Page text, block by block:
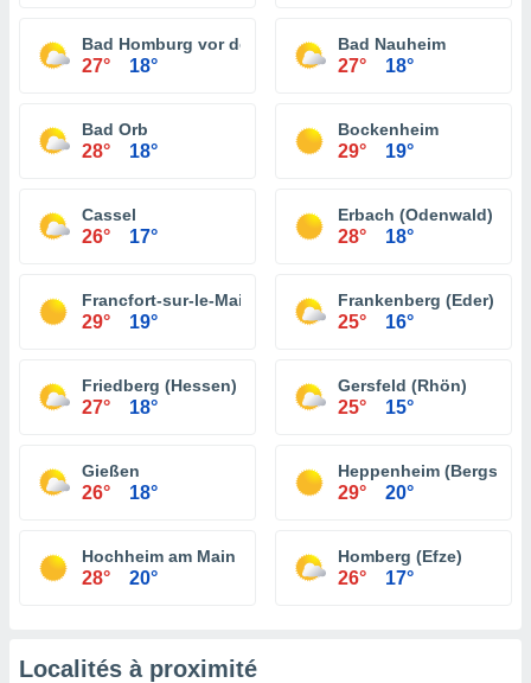
Bad Homburg vor der Höhe
27° 18°
Bad Nauheim
27° 18°
Bad Orb
28° 18°
Bockenheim
29° 19°
Cassel
26° 17°
Erbach (Odenwald)
28° 18°
Francfort-sur-le-Main
29° 19°
Frankenberg (Eder)
25° 16°
Friedberg (Hessen)
27° 18°
Gersfeld (Rhön)
25° 15°
Gießen
26° 18°
Heppenheim
29° 20°
Hochheim am Main
28° 20°
Homberg (Efze)
26° 17°
Localités à proximité